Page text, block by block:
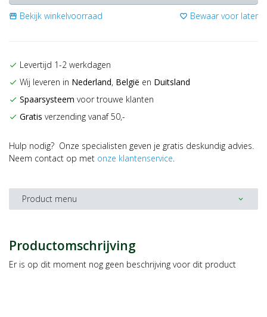
storefront Bekijk winkelvoorraad favorite_border Bewaar voor later
check Levertijd 1-2 werkdagen
check Wij leveren in Nederland, België en Duitsland
check Spaarsysteem voor trouwe klanten
check Gratis verzending vanaf 50,-
Hulp nodig? Onze specialisten geven je gratis deskundig advies.
Neem contact op met onze klantenservice.
Product menu expand_more
Productomschrijving
Er is op dit moment nog geen beschrijving voor dit product